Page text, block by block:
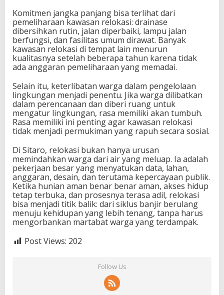
Komitmen jangka panjang bisa terlihat dari
pemeliharaan kawasan relokasi: drainase
dibersihkan rutin, jalan diperbaiki, lampu jalan
berfungsi, dan fasilitas umum dirawat. Banyak
kawasan relokasi di tempat lain menurun
kualitasnya setelah beberapa tahun karena tidak
ada anggaran pemeliharaan yang memadai.
Selain itu, keterlibatan warga dalam pengelolaan
lingkungan menjadi penentu. Jika warga dilibatkan
dalam perencanaan dan diberi ruang untuk
mengatur lingkungan, rasa memiliki akan tumbuh.
Rasa memiliki ini penting agar kawasan relokasi
tidak menjadi permukiman yang rapuh secara sosial.
Di Sitaro, relokasi bukan hanya urusan
memindahkan warga dari air yang meluap. Ia adalah
pekerjaan besar yang menyatukan data, lahan,
anggaran, desain, dan terutama kepercayaan publik.
Ketika hunian aman benar benar aman, akses hidup
tetap terbuka, dan prosesnya terasa adil, relokasi
bisa menjadi titik balik: dari siklus banjir berulang
menuju kehidupan yang lebih tenang, tanpa harus
mengorbankan martabat warga yang terdampak.
Post Views: 202
Follow Us